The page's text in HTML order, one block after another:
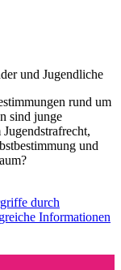
und Jugendliche
rund um
sind junge
und
durch
Informationen